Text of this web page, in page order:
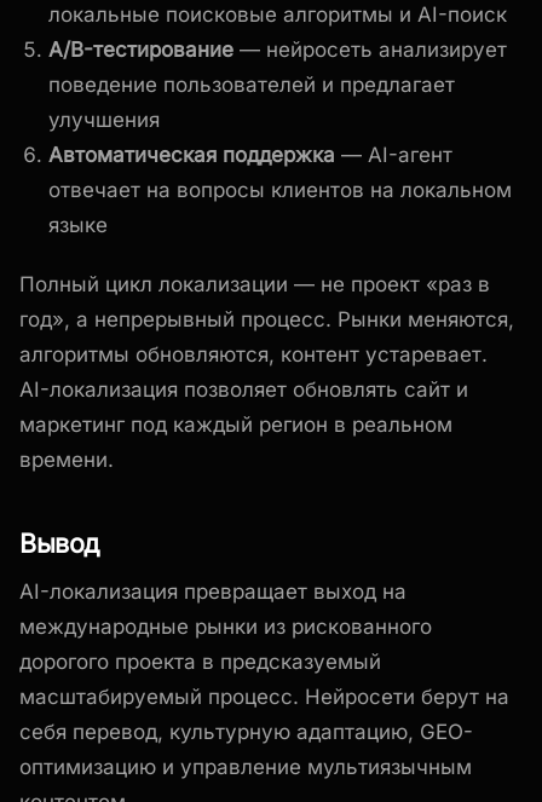
локальные поисковые алгоритмы и AI-поиск
A/B-тестирование — нейросеть анализирует
поведение пользователей и предлагает
улучшения
Автоматическая поддержка — AI-агент
отвечает на вопросы клиентов на локальном
языке
Полный цикл локализации — не проект «раз в
год», а непрерывный процесс. Рынки меняются,
алгоритмы обновляются, контент устаревает.
AI-локализация позволяет обновлять сайт и
маркетинг под каждый регион в реальном
времени.
Вывод
AI-локализация превращает выход на
международные рынки из рискованного
дорогого проекта в предсказуемый
масштабируемый процесс. Нейросети берут на
себя перевод, культурную адаптацию, GEO-
оптимизацию и управление мультиязычным